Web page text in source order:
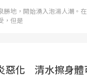
勝地，開始湧入泡湯人潮。
，但是
惡化 清水擦身體